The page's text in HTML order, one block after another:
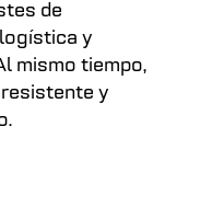
de
y
mismo tiempo,
y